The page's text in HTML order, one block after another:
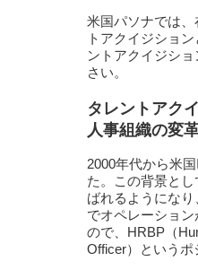
米国パソナでは
トアクイジショ
ントアクイジシ
さい。
タレントアク
人事組織の変
2000年代から米
た。この背景と
ばれるようにな
でオペレーショ
ので、HRBP（
Officer）というポ